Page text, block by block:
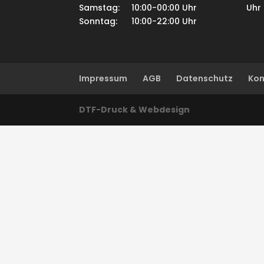
Samstag: 10:00-00:00 Uhr
Sonntag: 10:00-22:00 Uhr
Uhr
Impressum AGB Datenschutz
DTF-Druck & Webdesign